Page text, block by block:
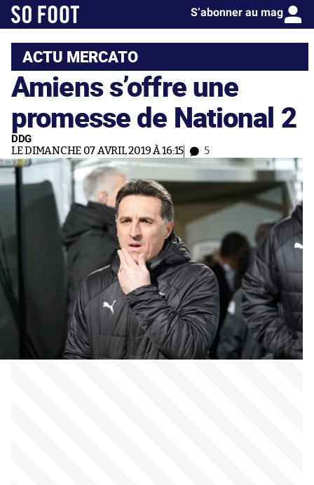
S’abonner au mag
ACTU MERCATO
Amiens s’offre une
promesse de National 2
DDG
LE DIMANCHE 07 AVRIL 2019 À 16:15 5